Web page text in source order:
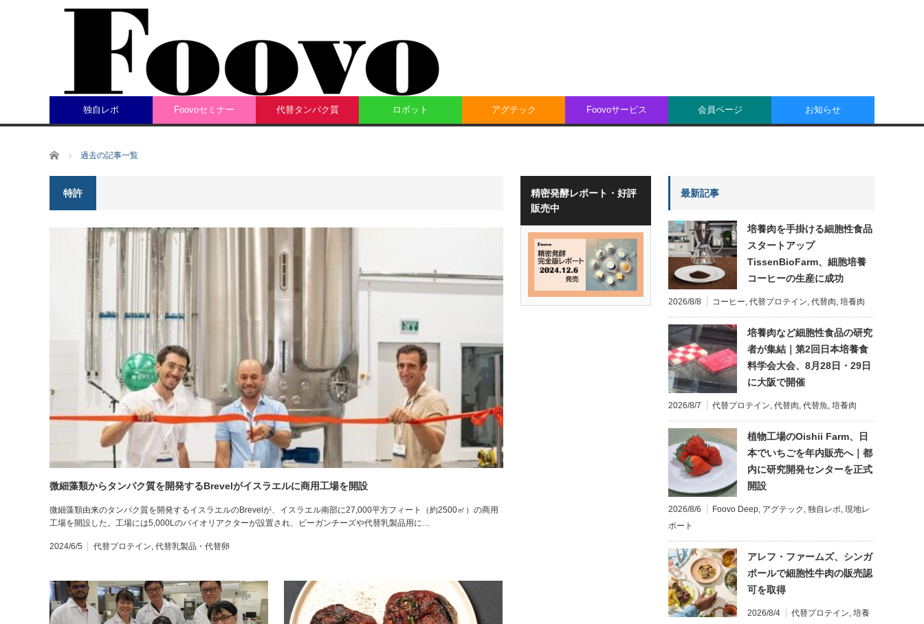
独自レポ Foovoセミナー 代替タンパク質 ロボット アグテック Foovoサービス 会員ページ お知らせ
ホーム 過去の記事一覧
特許
微細藻類からタンパク質を開発するBrevelがイスラエルに商用工場を開設
微細藻類由来のタンパク質を開発するイスラエルのBrevelが、イスラエル南部に27,000平方フィート（約2500㎡）の商用
工場を開設した。工場には5,000Lのバイオリアクターが設置され、ビーガンチーズや代替乳製品用に…
2024/6/5 代替プロテイン, 代替乳製品・代替卵
精密発酵レポート・好評
販売中
最新記事
培養肉を手掛ける細胞性食品
スタートアップ
TissenBioFarm、細胞培養
コーヒーの生産に成功
2026/8/8 コーヒー, 代替プロテイン, 代替肉, 培養肉
培養肉など細胞性食品の研究
者が集結｜第2回日本培養食
料学会大会、8月28日・29日
に大阪で開催
2026/8/7 代替プロテイン, 代替肉, 代替魚, 培養肉
植物工場のOishii Farm、日
本でいちごを年内販売へ｜都
内に研究開発センターを正式
開設
2026/8/6 Foovo Deep, アグテック , 独自レポ, 現地レ
ポート
アレフ・ファームズ、シンガ
ポールで細胞性牛肉の販売認
可を取得
2026/8/4 代替プロテイン, 培養